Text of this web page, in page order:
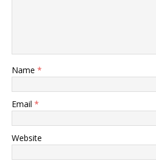
Name *
Email *
Website